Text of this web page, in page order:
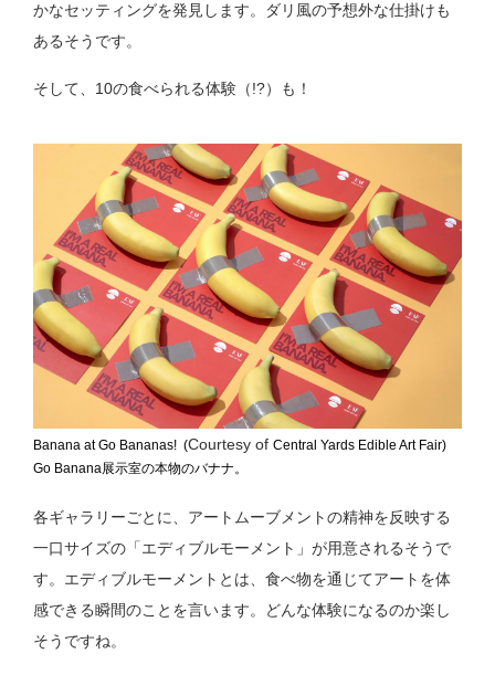
かなセッティングを発見します。ダリ風の予想外な仕掛けも
あるそうです。
そして、10の食べられる体験（!?）も！
Banana at Go Bananas! (Courtesy ofCentral Yards Edible Art Fair)
Go Banana展示室の本物のバナナ。
各ギャラリーごとに、アートムーブメントの精神を反映する
一口サイズの「エディブルモーメント」が用意されるそうで
す。エディブルモーメントとは、食べ物を通じてアートを体
感できる瞬間のことを言います。どんな体験になるのか楽し
そうですね。